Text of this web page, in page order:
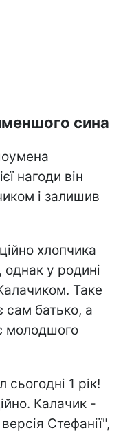
сина
нагоди він
і залишив
хлопчика
у родині
Таке
сам батько, а
молодшого
1 рік!
Калачик -
Стефанії",